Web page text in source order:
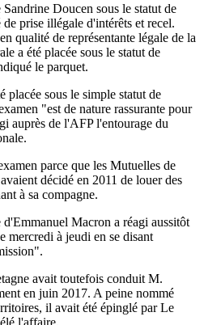
Doucen sous le statut de
prise illégale d'intérêts et recel.
qualité de représentante légale de la
a été placée sous le statut de
le parquet.
placée sous le simple statut de
"est de nature rassurante pour
auprès de l'AFP l'entourage du
parce que les Mutuelles de
décidé en 2011 de louer des
à sa compagne.
Macron a réagi aussitôt
mercredi à jeudi en se disant
avait toutefois conduit M.
en juin 2017. A peine nommé
il avait été épinglé par Le
l'affaire.